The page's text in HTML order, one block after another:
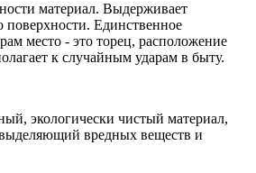
материал. Выдерживает
Единственное
место - это торец, расположение
к случайным ударам в быту.
экологически чистый материал,
вредных веществ и